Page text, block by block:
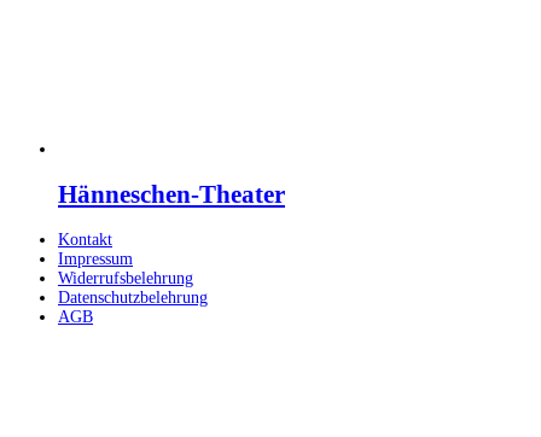
Hänneschen-Theater
Dieses
Produkt
weist
mehrere
Varianten
Kontakt
Impressum
Widerrufsbelehrung
Datenschutzbelehrung
AGB